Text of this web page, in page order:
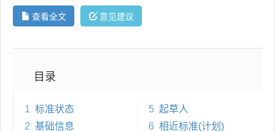
查看全文 意见建议
目录
1 标准状态
2 基础信息
5 起草人
6 相近标准(计划)